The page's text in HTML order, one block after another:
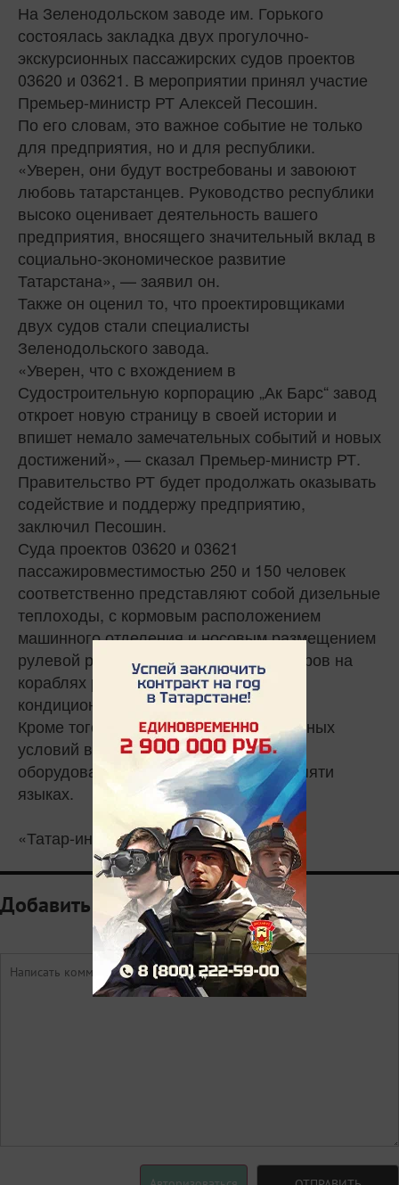
На Зеленодольском заводе им. Горького
состоялась закладка двух прогулочно-
экскурсионных пассажирских судов проектов
03620 и 03621. В мероприятии принял участие
Премьер-министр РТ Алексей Песошин.
По его словам, это важное событие не только
для предприятия, но и для республики.
«Уверен, они будут востребованы и завоюют
любовь татарстанцев. Руководство республики
высоко оценивает деятельность вашего
предприятия, вносящего значительный вклад в
социально-экономическое развитие
Татарстана», — заявил он.
Также он оценил то, что проектировщиками
двух судов стали специалисты
Зеленодольского завода.
«Уверен, что с вхождением в
Судостроительную корпорацию „Ак Барс“ завод
откроет новую страницу в своей истории и
впишет немало замечательных событий и новых
достижений», — сказал Премьер-министр РТ.
Правительство РТ будет продолжать оказывать
содействие и поддержу предприятию,
заключил Песошин.
Суда проектов 03620 и 03621
пассажировместимостью 250 и 150 человек
соответственно представляют собой дизельные
теплоходы, с кормовым расположением
машинного отделения и носовым размещением
рулевой рубки. Для удобства пассажиров на
кораблях работают системы
кондиционирования и отопления.
Кроме того, для обеспечения комфортных
условий во время экскурсий корабли
оборудованы системой аудиогида на пяти
языках.
«Татар-информ»
Добавить комментарий